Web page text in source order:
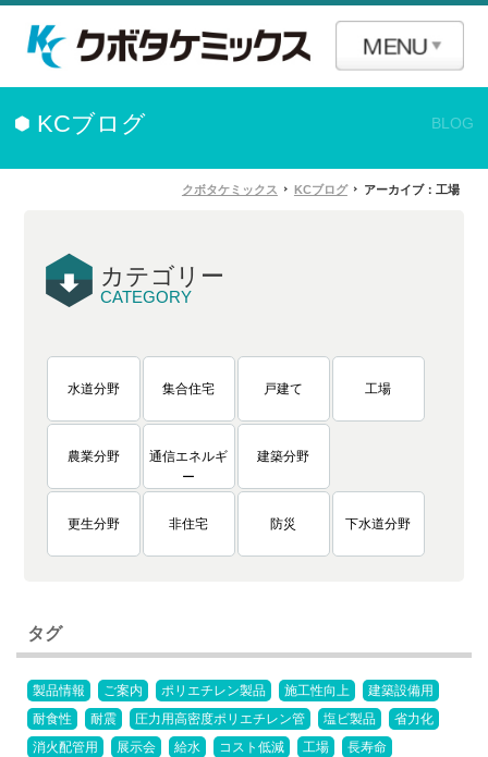
KCブログ BLOG
クボタケミックス KCブログ アーカイブ：工場
カテゴリー
CATEGORY
水道分野 集合住宅 戸建て 工場
農業分野
通信エネルギ
ー
建築分野
更生分野 非住宅 防災 下水道分野
タグ
製品情報 ご案内 ポリエチレン製品 施工性向上
建築設備用
耐食性
耐震 圧力用高密度ポリエチレン管 塩ビ製品
省力化
消火配管用
展示会 給水 コスト低減 工場
長寿命